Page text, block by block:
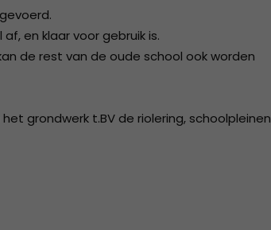
ISO 9001 Certificaat - K.K.S.
Beheer B.V.
en klaar voor gebruik is.
de rest van de oude school ook worden
grondwerk t.BV de riolering, schoolpleinen